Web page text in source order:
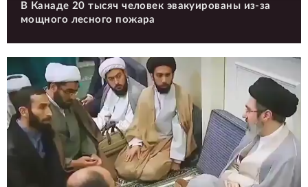
В Канаде 20 тысяч человек эвакуированы из-за
мощного лесного пожара